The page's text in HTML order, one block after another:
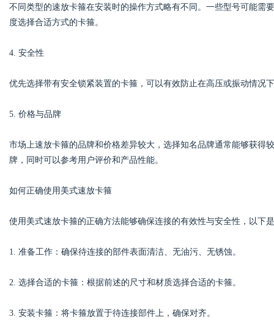
不同类型的速放卡箍在安装时的操作方式略有不同。一些型号可能需
度选择合适方式的卡箍。
4. 安全性
优先选择带有安全锁紧装置的卡箍，可以有效防止在高压或振动情况
5. 价格与品牌
市场上速放卡箍的品牌和价格差异较大，选择知名品牌通常能够获得
牌，同时可以参考用户评价和产品性能。
如何正确使用美式速放卡箍
使用美式速放卡箍的正确方法能够确保连接的有效性与安全性，以下
1. 准备工作：确保待连接的部件表面清洁、无油污、无锈蚀。
2. 选择合适的卡箍：根据前述的尺寸和材质选择合适的卡箍。
3. 安装卡箍：将卡箍放置于待连接部件上，确保对齐。